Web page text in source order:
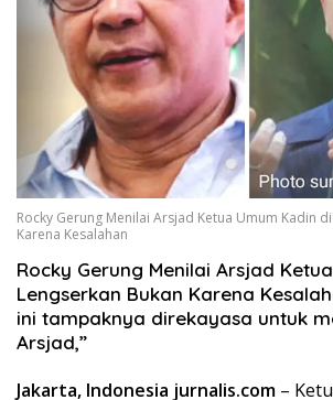
Rocky Gerung Menilai Arsjad Ketua Umum Kadin
Karena Kesalahan
Rocky Gerung Menilai Arsjad
Lengserkan Bukan Karena
ini tampaknya direkayasa untuk
Arsjad,”
Jakarta, Indonesia jurnalis.com –